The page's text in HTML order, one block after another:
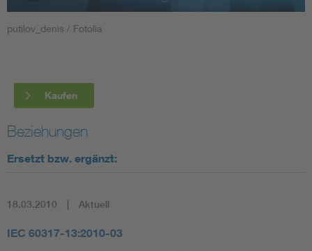
Smart Cities
Blitzschutz: DIN EN 62305 in der Übersicht
Circular Economy für mehr Ressourceneffizienz
putilov_denis / Fotolia
Kaufen
Beziehungen
Ersetzt bzw. ergänzt:
18.03.2010 Aktuell
IEC 60317-13:2010-03